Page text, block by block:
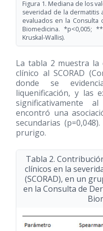
Figura 1. Mediana de los
severidad de la dermatitis
evaluados en la
Biomedicina. *p<0,005;
Kruskal-Wallis).
La tabla 2 muestra la
clínico al SCORAD
donde se
liquenificación, y las
significativamente al
encontró una
secundarias
prurigo.
Tabla 2.
clínicos en la
(SCORAD), en un
en la Consulta de